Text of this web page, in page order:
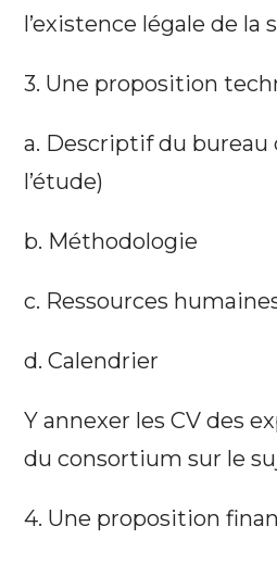
l’existence légale de la
3. Une proposition
a. Descriptif du bureau
l’étude)
b. Méthodologie
c. Ressources
d. Calendrier
Y annexer les CV des
du consortium sur le
4. Une proposition